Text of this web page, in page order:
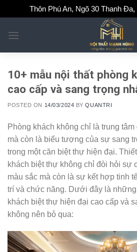
to
content
Thôn Phú An, Ngõ 30 Thanh
10+ mẫu nội thất phòng
cao cấp và sang trọng
POSTED ON 14/03/2024 BYQUANTRI
Phòng khách không chỉ là trung
mà còn là biểu tượng của sự sang
trong một căn biệt thự hiện đại.
khách biệt thự không chỉ đòi hỏi sự
màu sắc mà còn là sự kết hợp tinh
trí và chức năng. Dưới đây là
khách biệt thự hiện đại cao cấp và
không nên bỏ qua: